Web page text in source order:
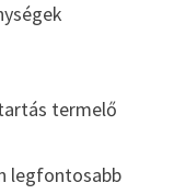
termelő
legfontosabb